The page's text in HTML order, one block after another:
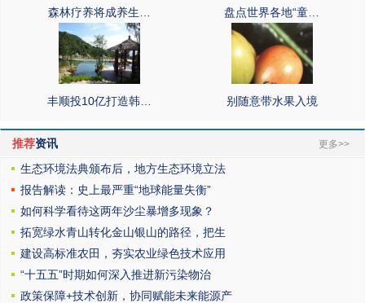
森林疗养将成养生… 盘点世界各地“童…
丰顺投10亿打造韩… 别随意带水果入境
推荐资讯 更多>>
生态环境法典颁布后，地方生态环境立法
报告解读：史上最严重“地球能量失衡”
如何科学看待这两年沙尘暴增多现象？
拓宽绿水青山转化金山银山的路径，把生
建设高标准农田，夯实农业绿色技术应用
“十五五”时期如何深入推进新污染物治
政策保障+技术创新，协同赋能未来能源产